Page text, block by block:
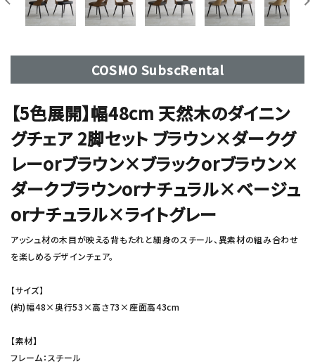
COSMO SubscRental
【5色展開】幅48cm 天然木のダイニン
グチェア 2脚セット ブラウン×ダークグ
レーorブラウン×ブラックorブラウン×
ダークブラウンorナチュラル×ベージュ
orナチュラル×ライトグレー
アッシュ材の木目が映える背もたれと細身のスチール、異素材の組み合わせ
を楽しめるデザインチェア。
【サイズ】
(約)幅48×奥行53×高さ73×座面高43cm
【素材】
フレーム：スチール